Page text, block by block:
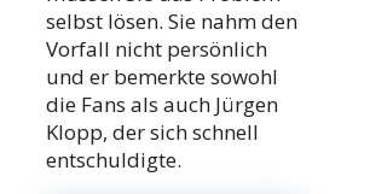
selbst lösen. Sie nahm den
Vorfall nicht persönlich
und er bemerkte sowohl
die Fans als auch Jürgen
Klopp, der sich schnell
entschuldigte.